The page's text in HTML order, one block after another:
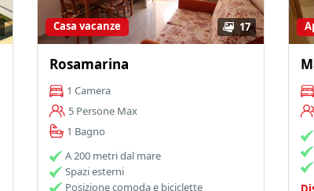
17
Casa vacanze
Rosamarina
1 Camera
5 Persone Max
1 Bagno
A 200 metri dal mare
Spazi esterni
Posizione comoda e biciclette